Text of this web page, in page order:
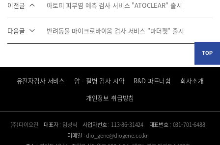
이전글 아토피 피부염 예측 검사 서비스 "ATOCLEAR" 출시
다음글 반려동물 마이크로바이옴 검사 서비스 "마더펫" 출시
유전자검사 서비스 암ᆞ질병 검사 시약 R&D 파트너쉽
회사소개
개인정보 취급방침
(주)다이오진 대표자: 임성식 사업자번호: 113-86-31424 대표번호 : 031-701-6488
이메일 : dio_gene@diogene.co.kr
TOP